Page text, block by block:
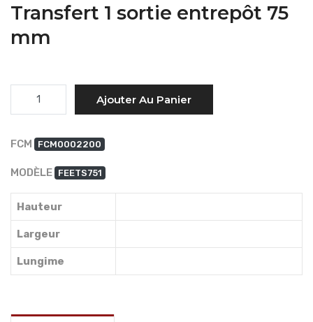
Transfert 1 sortie entrepôt 75
mm
Quantité
Ajouter Au Panier
FCM FCM0002200
MODÈLE FEETS751
Hauteur
Largeur
Lungime